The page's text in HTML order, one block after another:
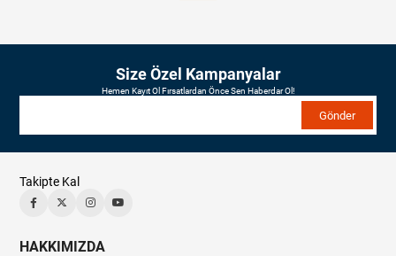
Size Özel Kampanyalar
Hemen Kayıt Ol Fırsatlardan Önce Sen Haberdar Ol!
Gönder
Takipte Kal
HAKKIMIZDA